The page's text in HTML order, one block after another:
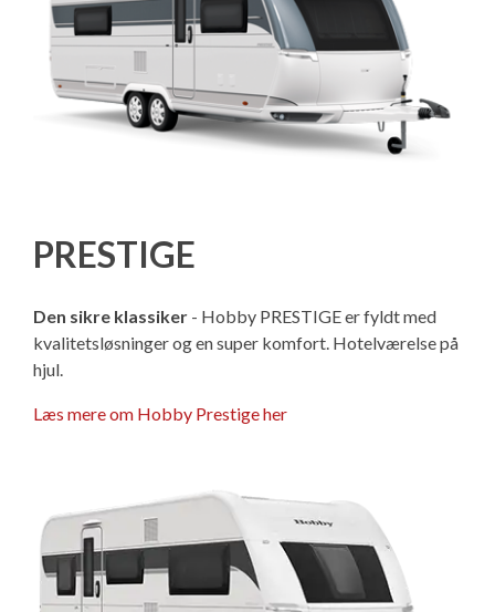
PRESTIGE
Den sikre klassiker - Hobby PRESTIGE er fyldt med
kvalitetsløsninger og en super komfort. Hotelværelse på
hjul.
Læs mere om Hobby Prestige her